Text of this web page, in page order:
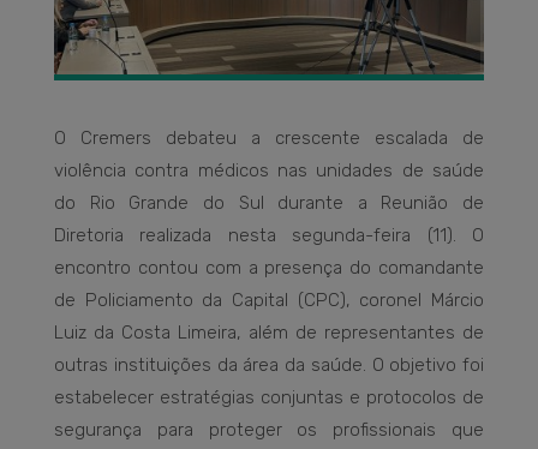
O Cremers debateu a crescente escalada de
violência contra médicos nas unidades de saúde
do Rio Grande do Sul durante a Reunião de
Diretoria realizada nesta segunda-feira (11). O
encontro contou com a presença do comandante
de Policiamento da Capital (CPC), coronel Márcio
Luiz da Costa Limeira, além de representantes de
outras instituições da área da saúde. O objetivo foi
estabelecer estratégias conjuntas e protocolos de
segurança para proteger os profissionais que